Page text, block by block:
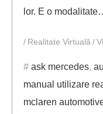
lor. E o
Realitate Virtuală
ask mercedes,
manual utilizare
mclaren